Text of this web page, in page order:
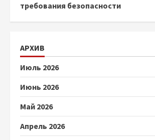
требования безопасности
АРХИВ
Июль 2026
Июнь 2026
Май 2026
Апрель 2026